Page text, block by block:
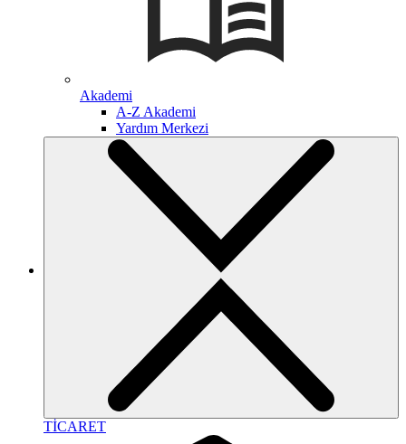
Akademi
A-Z Akademi
Yardım Merkezi
TİCARET